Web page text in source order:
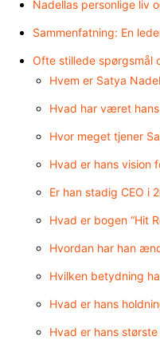
Nadellas personlige liv
Sammenfatning: En
Ofte stillede spørgsmål
Hvem er Satya
Hvad har været
Hvor meget tjener
Hvad er hans vision
Er han stadig CEO i
Hvad er bogen “Hit
Hvordan har han
Hvilken betydning
Hvad er hans
Hvad er hans